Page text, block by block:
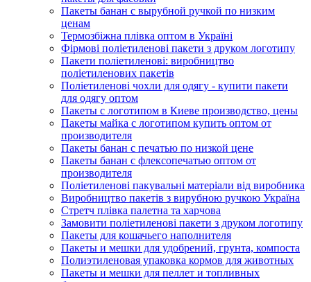
Пакеты банан с вырубной ручкой по низким
ценам
Термозбіжна плівка оптом в Україні
Фірмові поліетиленові пакети з друком логотипу
Пакети поліетиленові: виробництво
поліетиленових пакетів
Поліетиленові чохли для одягу - купити пакети
для одягу оптом
Пакеты с логотипом в Киеве производство, цены
Пакеты майка с логотипом купить оптом от
производителя
Пакеты банан с печатью по низкой цене
Пакеты банан с флексопечатью оптом от
производителя
Поліетиленові пакувальні матеріали від виробника
Виробництво пакетів з вирубною ручкою Україна
Стретч плівка палетна та харчова
Замовити поліетиленові пакети з друком логотипу
Пакеты для кошачьего наполнителя
Пакеты и мешки для удобрений, грунта, компоста
Полиэтиленовая упаковка кормов для животных
Пакеты и мешки для пеллет и топливных